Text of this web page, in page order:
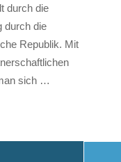
durch die
durch die
Republik. Mit
sich …